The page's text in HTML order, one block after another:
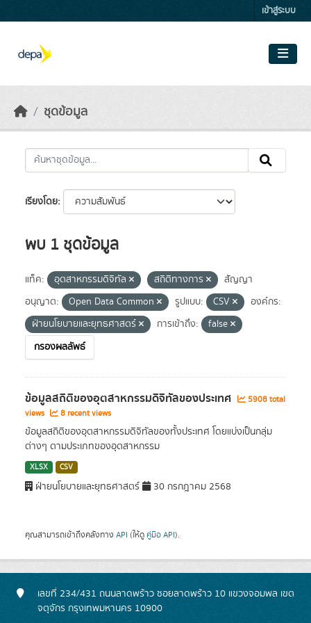
เข้าสู่ระบบ
ชุดข้อมูล
เรียงโดย
พบ 1 ชุดข้อมูล
แท็ค: อุตสาหกรรมดิจิทัล สถิติทางการ
สัญญา
อนุญาต:
Open Data Common รูปแบบ: CSV
องค์กร:
ฝ่ายนโยบายและยุทธศาสตร์
การเข้าถึง:
false
กรองผลลัพธ์
ข้อมูลสถิติของอุตสาหกรรมดิจิทัลของประเทศ
5908 total
views
8 recent views
ข้อมูลสถิติของอุตสาหกรรมดิจิทัลของทั้งประเทศ โดยแบ่งเป็นกลุ่ม
ต่างๆ ตามประเภทของอุตสาหกรรม
XLSX CSV
ฝ่ายนโยบายและยุทธศาสตร์ 30 กรกฎาคม 2568
คุณสามารถเข้าถึงคลังทาง API (ให้ดู คู่มือ API).
เลขที่ 234/431 ถนนลาดพร้าว ซอยลาดพร้าว 10 แขวงจอมพล เขต
จตุจักร กรุงเทพมหานคร 10900